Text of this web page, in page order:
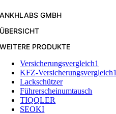
ANKHLABS GMBH
ÜBERSICHT
WEITERE PRODUKTE
Versicherungsvergleich1
KFZ-Versicherungsvergleich1
Lackschützer
Führerscheinumtausch
TIQQLER
SEOKI